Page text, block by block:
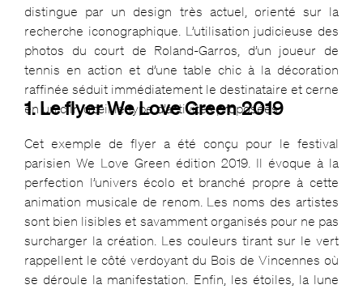
distingue par un design très actuel, orienté sur la
recherche iconographique. L’utilisation judicieuse des
photos du court de Roland-Garros, d’un joueur de
tennis en action et d’une table chic à la décoration
raffinée séduit immédiatement le destinataire et cerne
en un clin d’œil le type d’activités proposées.
1. Le flyer We Love Green 2019
Cet exemple de flyer a été conçu pour le festival
parisien We Love Green édition 2019. Il évoque à la
perfection l’univers écolo et branché propre à cette
animation musicale de renom. Les noms des artistes
sont bien lisibles et savamment organisés pour ne pas
surcharger la création. Les couleurs tirant sur le vert
rappellent le côté verdoyant du Bois de Vincennes où
se déroule la manifestation. Enfin, les étoiles, la lune